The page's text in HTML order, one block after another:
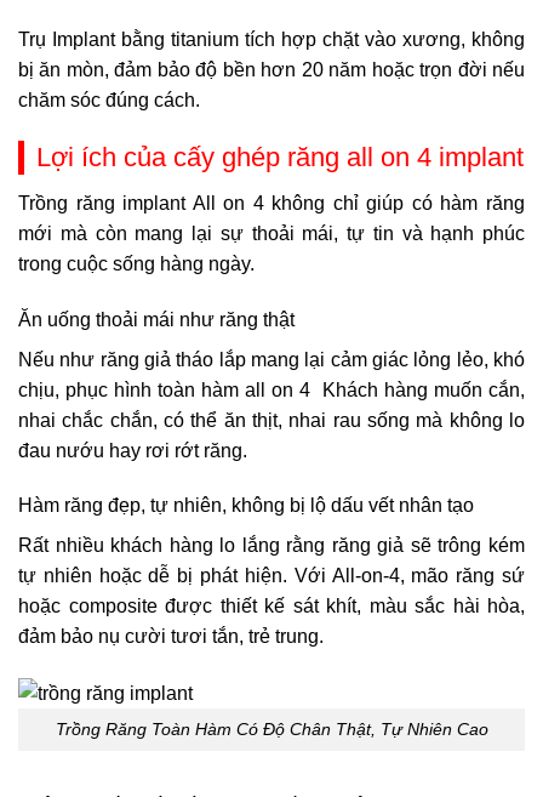
Trụ Implant bằng titanium tích hợp chặt vào xương, không
bị ăn mòn, đảm bảo độ bền hơn 20 năm hoặc trọn đời nếu
chăm sóc đúng cách.
Lợi ích của cấy ghép răng all on 4 implant
Trồng răng implant All on 4 không chỉ giúp có hàm răng
mới mà còn mang lại sự thoải mái, tự tin và hạnh phúc
trong cuộc sống hàng ngày.
Ăn uống thoải mái như răng thật
Nếu như răng giả tháo lắp mang lại cảm giác lỏng lẻo, khó
chịu, phục hình toàn hàm all on 4 Khách hàng muốn cắn,
nhai chắc chắn, có thể ăn thịt, nhai rau sống mà không lo
đau nướu hay rơi rớt răng.
Hàm răng đẹp, tự nhiên, không bị lộ dấu vết nhân tạo
Rất nhiều khách hàng lo lắng rằng răng giả sẽ trông kém
tự nhiên hoặc dễ bị phát hiện. Với All-on-4, mão răng sứ
hoặc composite được thiết kế sát khít, màu sắc hài hòa,
đảm bảo nụ cười tươi tắn, trẻ trung.
Trồng Răng Toàn Hàm Có Độ Chân Thật, Tự Nhiên Cao